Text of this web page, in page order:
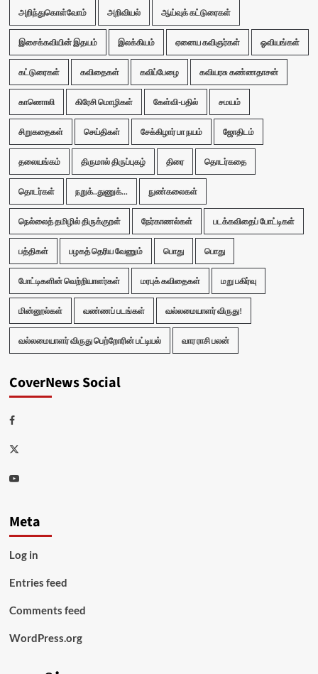
அறிந்துகொள்வோம் அறிவியல் ஆய்வுக் கட்டுரைகள்
இசைக்கவியின் இதயம் இலக்கியம் ஏனைய கவிஞர்கள் ஓவியங்கள்
கட்டுரைகள் கவிதைகள் கவிப்பேழை கவியரசு கண்ணதாசன்
காணொலி கிரேசி மொழிகள் கேள்வி-பதில் சமயம்
சிறுகதைகள் செய்திகள் சேக்கிழார் பா நயம் ஜோதிடம்
தலையங்கம் திருமால் திருப்புகழ் திரை தொடர்கதை
தொடர்கள் நறுக்..துணுக்... நுண்கலைகள்
நெல்லைத் தமிழில் திருக்குறள் நேர்காணல்கள் படக்கவிதைப் போட்டிகள்
பத்திகள் பழகத் தெரிய வேணும் பொது பொது
போட்டிகளின் வெற்றியாளர்கள் மரபுக் கவிதைகள் மறு பகிர்வு
மின்னூல்கள் வண்ணப் படங்கள் வல்லமையாளர் விருது!
வல்லமையாளர் விருது பெற்றோரின் பட்டியல் வார ராசி பலன்
CoverNews Social
Facebook
Twitter
Youtube
Meta
Log in
Entries feed
Comments feed
WordPress.org